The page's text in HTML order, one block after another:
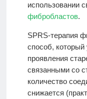
использовании
фибробластов.
SPRS-терапия
способ, который
проявления
связанными со
количество
снижается